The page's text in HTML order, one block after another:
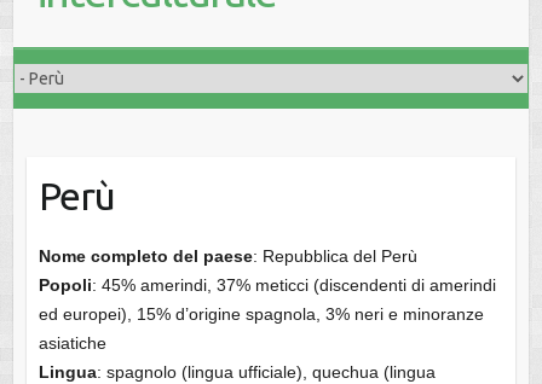
Perù
Nome completo del paese: Repubblica del Perù
Popoli: 45% amerindi, 37% meticci (discendenti di amerindi
ed europei), 15% d’origine spagnola, 3% neri e minoranze
asiatiche
Lingua: spagnolo (lingua ufficiale), quechua (lingua